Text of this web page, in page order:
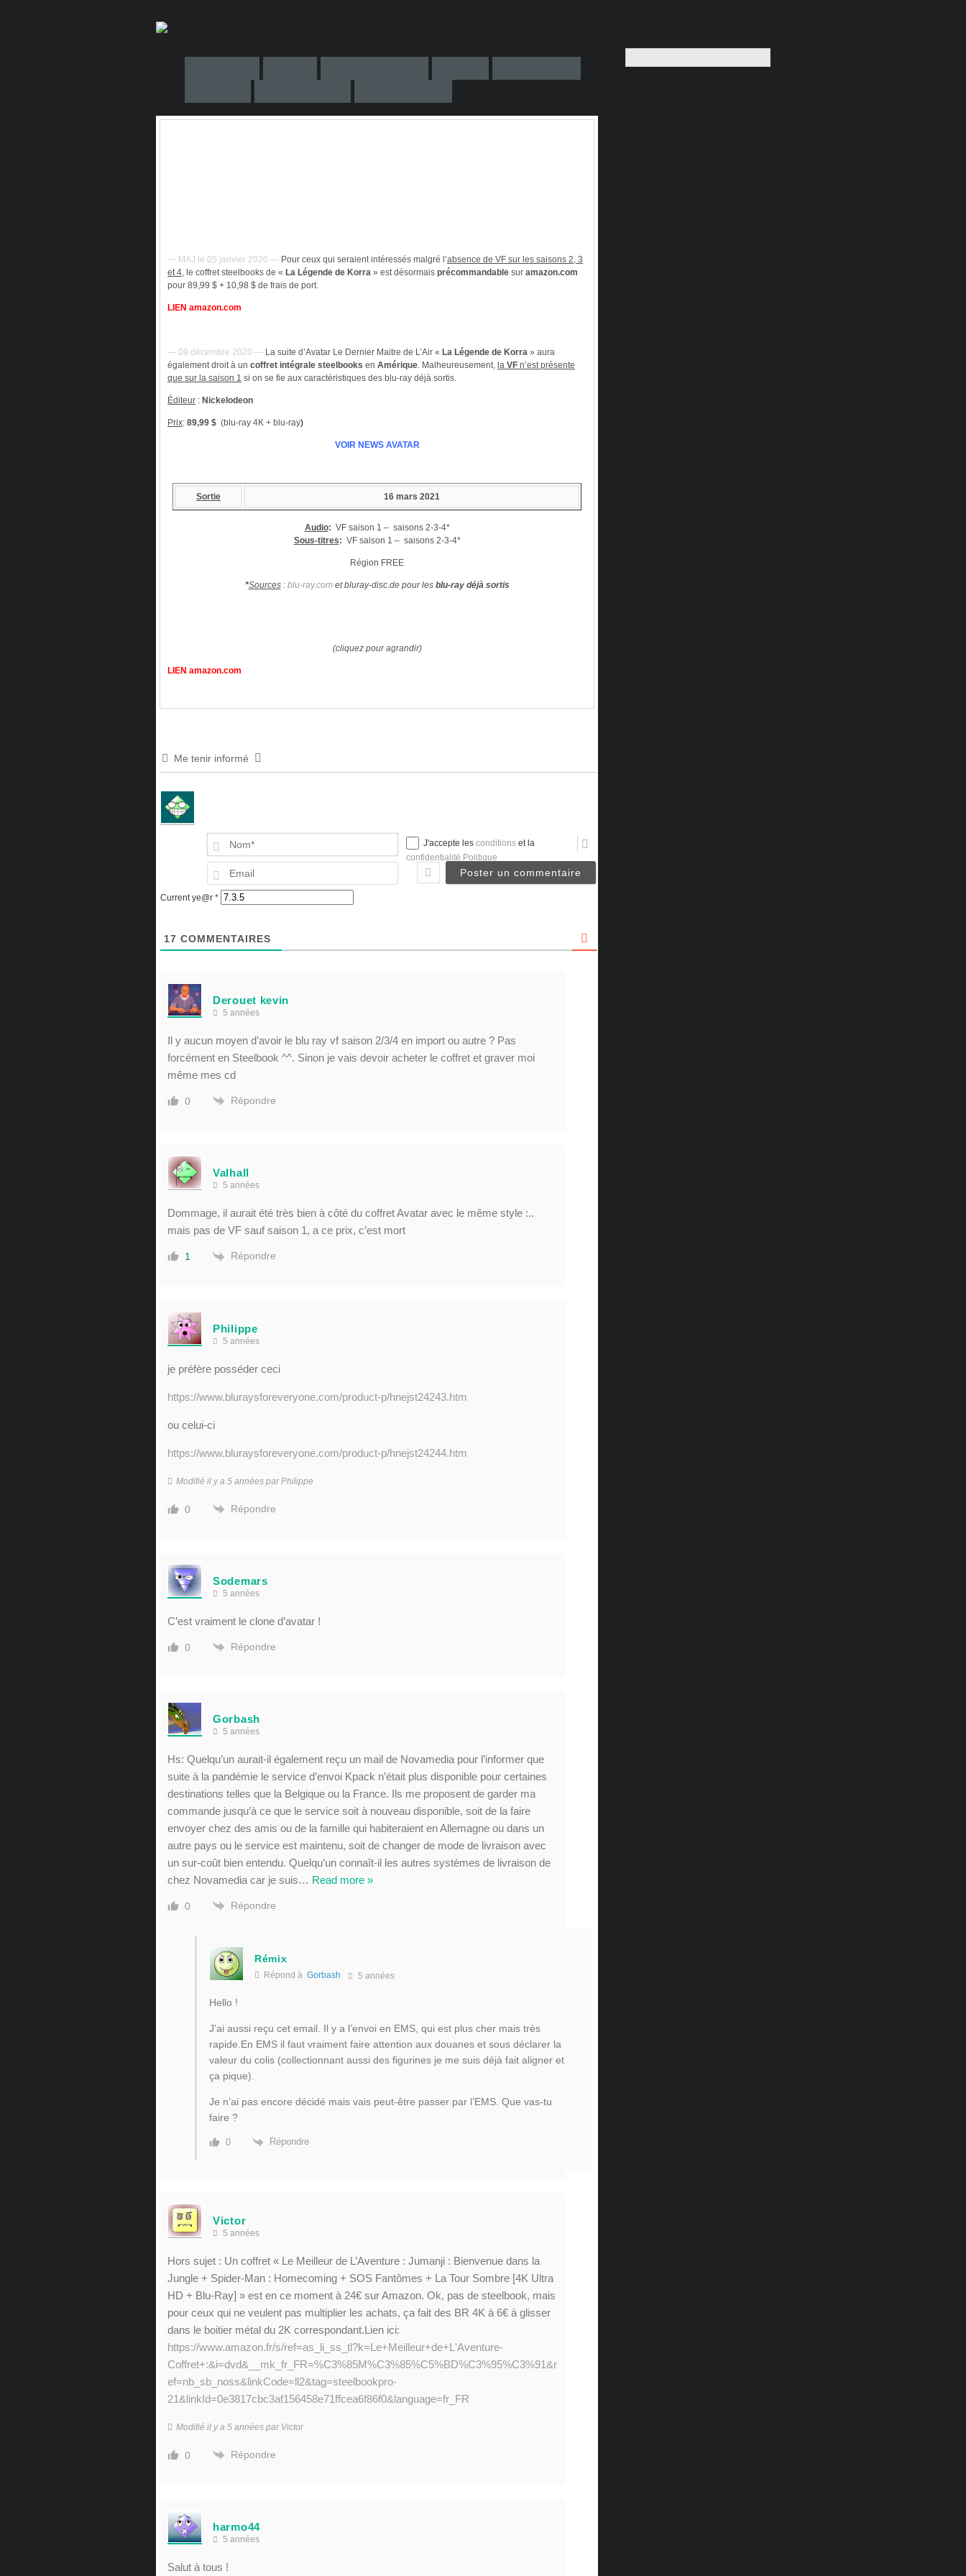
— MAJ le 05 janvier 2020 — Pour ceux qui seraient intéressés malgré l’absence de VF sur les saisons 2, 3
et 4, le coffret steelbooks de « La Légende de Korra » est désormais précommandable sur amazon.com
pour 89,99 $ + 10,98 $ de frais de port.
LIEN amazon.com
— 09 décembre 2020 — La suite d’Avatar Le Dernier Maitre de L’Air « La Légende de Korra » aura
également droit à un coffret intégrale steelbooks en Amérique. Malheureusement, la VF n’est présente
que sur la saison 1 si on se fie aux caractéristiques des blu-ray déjà sortis.
Éditeur : Nickelodeon
Prix: 89,99 $ (blu-ray 4K + blu-ray)
VOIR NEWS AVATAR
Sortie 16 mars 2021
Audio: VF saison 1 – saisons 2-3-4*
Sous-titres: VF saison 1 – saisons 2-3-4*
Région FREE
*Sources: blu-ray.comet bluray-disc.de pour les blu-ray déjà sortis
(cliquez pour agrandir)
LIEN amazon.com
Me tenir informé
Nom*
J'accepte les conditions et la
confidentialité Politique
Current ye@r *
17 COMMENTAIRES
Derouet kevin
5 années
Il y aucun moyen d’avoir le blu ray vf saison 2/3/4 en import ou autre ? Pas
forcément en Steelbook ^^. Sinon je vais devoir acheter le coffret et graver moi
même mes cd
0 Répondre
Valhall
5 années
Dommage, il aurait été très bien à côté du coffret Avatar avec le même style :..
mais pas de VF sauf saison 1, a ce prix, c’est mort
1 Répondre
Philippe
5 années
je préfère posséder ceci
https://www.bluraysforeveryone.com/product-p/hnejst24243.htm
ou celui-ci
https://www.bluraysforeveryone.com/product-p/hnejst24244.htm
Modifié il y a 5 années par Philippe
0 Répondre
Sodemars
5 années
C’est vraiment le clone d’avatar !
0 Répondre
Gorbash
5 années
Hs: Quelqu’un aurait-il également reçu un mail de Novamedia pour l’informer que
suite à la pandémie le service d’envoi Kpack n’était plus disponible pour certaines
destinations telles que la Belgique ou la France. Ils me proposent de garder ma
commande jusqu’à ce que le service soit à nouveau disponible, soit de la faire
envoyer chez des amis ou de la famille qui habiteraient en Allemagne ou dans un
autre pays ou le service est maintenu, soit de changer de mode de livraison avec
un sur-coût bien entendu. Quelqu’un connaît-il les autres systèmes de livraison de
chez Novamedia car je suis… Read more »
0 Répondre
Rémix
Répond à Gorbash 5 années
Hello !
J’ai aussi reçu cet email. Il y a l’envoi en EMS, qui est plus cher mais très
rapide.En EMS il faut vraiment faire attention aux douanes et sous déclarer la
valeur du colis (collectionnant aussi des figurines je me suis déjà fait aligner et
ça pique).
Je n’ai pas encore décidé mais vais peut-être passer par l’EMS. Que vas-tu
faire ?
0 Répondre
Victor
5 années
Hors sujet : Un coffret « Le Meilleur de L’Aventure : Jumanji : Bienvenue dans la
Jungle + Spider-Man : Homecoming + SOS Fantômes + La Tour Sombre [4K Ultra
HD + Blu-Ray] » est en ce moment à 24€ sur Amazon. Ok, pas de steelbook, mais
pour ceux qui ne veulent pas multiplier les achats, ça fait des BR 4K à 6€ à glisser
dans le boitier métal du 2K correspondant.Lien ici:
https://www.amazon.fr/s/ref=as_li_ss_tl?k=Le+Meilleur+de+L'Aventure-
Coffret+:&i=dvd&__mk_fr_FR=%C3%85M%C3%85%C5%BD%C3%95%C3%91&r
ef=nb_sb_noss&linkCode=ll2&tag=steelbookpro-
21&linkId=0e3817cbc3af156458e71ffcea6f86f0&language=fr_FR
Modifié il y a 5 années par Victor
0 Répondre
harmo44
5 années
Salut à tous !